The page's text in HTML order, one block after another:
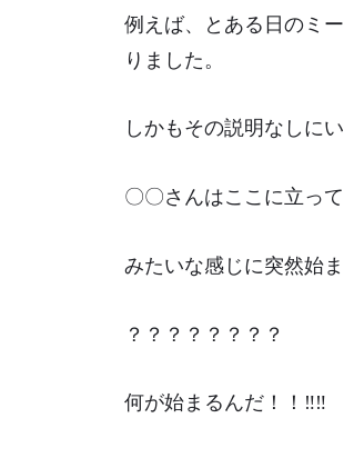
例えば、とある日のミ
りました。
しかもその説明なしに
〇〇さんはここに立っ
みたいな感じに突然始
？？？？？？？？
何が始まるんだ！！‼‼